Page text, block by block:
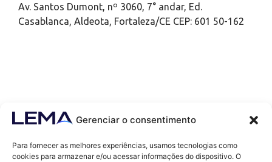
Gerenciar o consentimento
Para fornecer as melhores experiências, usamos tecnologias como
cookies para armazenar e/ou acessar informações do dispositivo. O
Av. Santos Dumont, nº 3060, 7° andar, Ed.
Casablanca, Aldeota, Fortaleza/CE CEP: 601 50-162